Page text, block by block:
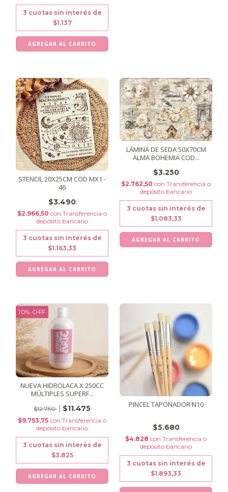
3 cuotas sin interés de
$1.137
STENCIL 20X25CM COD MX1 -
46
$3.490
$2.966,50 con Transferencia o
depósito bancario
3 cuotas sin interés de
$1.163,33
LÁMINA DE SEDA 50X70CM
ALMA BOHEMIA COD...
$3.250
$2.762,50 con Transferencia o
depósito bancario
3 cuotas sin interés de
$1.083,33
10% OFF
NUEVA HIDROLACA X 250CC
MÚLTIPLES SUPERF...
$12.750 $11.475
$9.753,75 con Transferencia o
depósito bancario
3 cuotas sin interés de
$3.825
PINCEL TAPONADOR N10
$5.680
$4.828 con Transferencia o
depósito bancario
3 cuotas sin interés de
$1.893,33